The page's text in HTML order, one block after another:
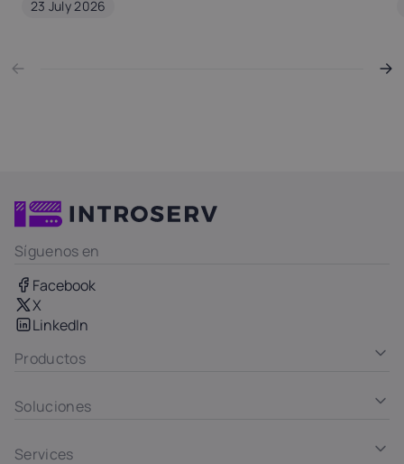
23 July 2026
Síguenos en
Facebook
X
LinkedIn
Productos
Soluciones
Services